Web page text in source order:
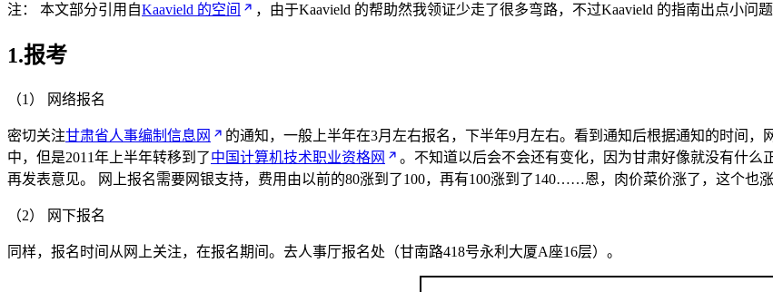
注： 本文部分引用自Kaavield 的空间 ，由于Kaavield 的帮助然我领证少走了很多弯路，不过Kaavield 的指南出点小问题
1.报考
（1） 网络报名
密切关注甘肃省人事编制信息网 的通知，一般上半年在3月左右报名，下半年9月左右。看到通知后根据通知的时间，
中，但是2011年上半年转移到了中国计算机技术职业资格网
。不知道以后会不会还有变化，因为甘肃好像就没有什
再发表意见。 网上报名需要网银支持，费用由以前的80涨到了100，再有100涨到了140……恩，肉价菜价涨了，这个
（2） 网下报名
同样，报名时间从网上关注，在报名期间。去人事厅报名处（甘南路418号永利大厦A座16层）。